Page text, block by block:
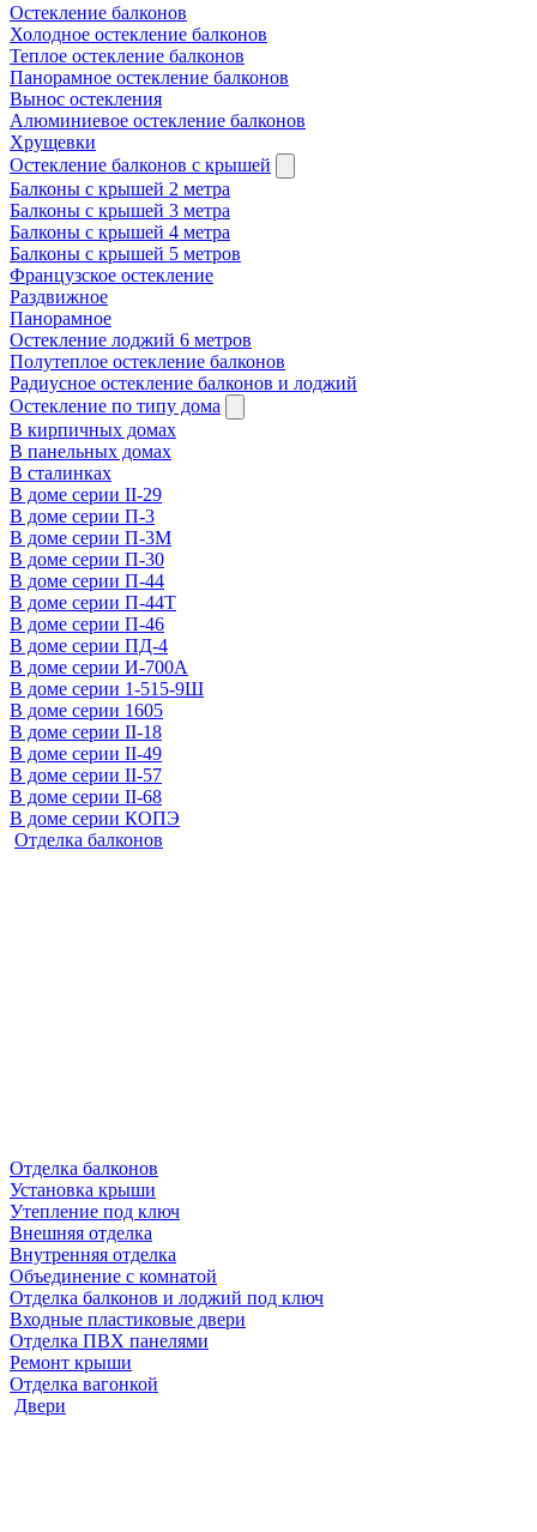
Остекление балконов
Холодное остекление балконов
Теплое остекление балконов
Панорамное остекление балконов
Вынос остекления
Алюминиевое остекление балконов
Хрущевки
Остекление балконов с крышей
Балконы с крышей 2 метра
Балконы с крышей 3 метра
Балконы с крышей 4 метра
Балконы с крышей 5 метров
Французское остекление
Раздвижное
Панорамное
Остекление лоджий 6 метров
Полутеплое остекление балконов
Радиусное остекление балконов и лоджий
Остекление по типу дома
В кирпичных домах
В панельных домах
В сталинках
В доме серии II-29
В доме серии П-3
В доме серии П-3М
В доме серии П-30
В доме серии П-44
В доме серии П-44Т
В доме серии П-46
В доме серии ПД-4
В доме серии И-700А
В доме серии 1-515-9Ш
В доме серии 1605
В доме серии II-18
В доме серии II-49
В доме серии II-57
В доме серии II-68
В доме серии КОПЭ
Отделка балконов
Отделка балконов
Установка крыши
Утепление под ключ
Внешняя отделка
Внутренняя отделка
Объединение с комнатой
Отделка балконов и лоджий под ключ
Входные пластиковые двери
Отделка ПВХ панелями
Ремонт крыши
Отделка вагонкой
Двери